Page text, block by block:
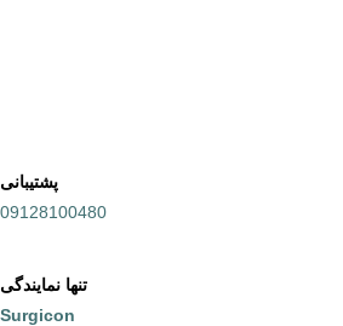
پشتیبانی
09128100480
تنها نمایندگی
Surgicon